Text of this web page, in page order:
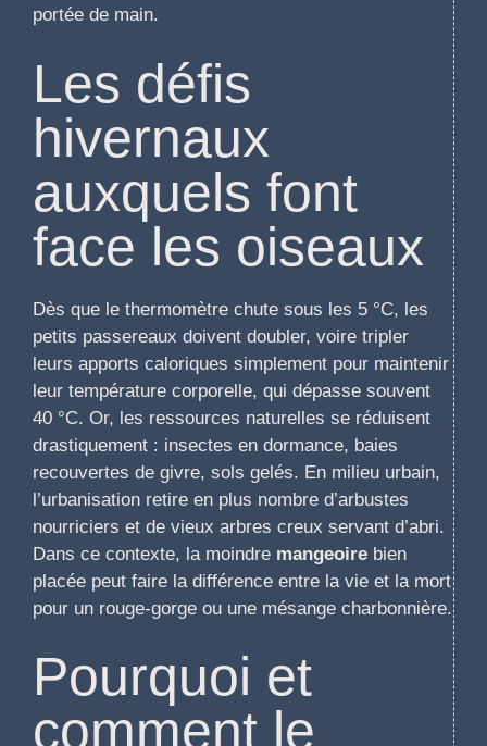
portée de main.
Les défis
hivernaux
auxquels font
face les oiseaux
Dès que le thermomètre chute sous les 5 °C, les
petits passereaux doivent doubler, voire tripler
leurs apports caloriques simplement pour maintenir
leur température corporelle, qui dépasse souvent
40 °C. Or, les ressources naturelles se réduisent
drastiquement : insectes en dormance, baies
recouvertes de givre, sols gelés. En milieu urbain,
l’urbanisation retire en plus nombre d’arbustes
nourriciers et de vieux arbres creux servant d’abri.
Dans ce contexte, la moindre mangeoire bien
placée peut faire la différence entre la vie et la mort
pour un rouge-gorge ou une mésange charbonnière.
Pourquoi et
comment le